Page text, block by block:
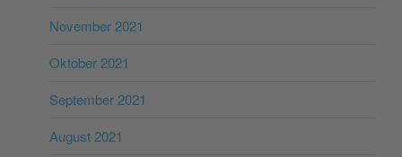
November 2021
Oktober 2021
September 2021
August 2021